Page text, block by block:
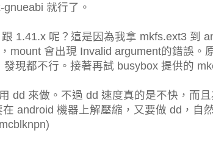
就行了。
1.41.x 呢？這是因為我拿 mkfs.ext3 到
mount 會出現 Invalid argument的錯誤。
現都不行。接著再試 busybox 提供的
dd 來做。不過 dd 速度真的是不快，而
android 機器上解壓縮，又要做 dd，自